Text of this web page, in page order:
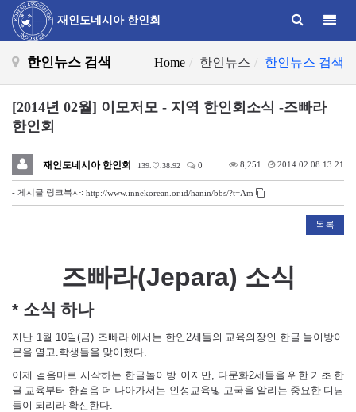
재인도네시아 한인회
한인뉴스 검색 Home 한인뉴스 한인뉴스 검색
[2014년 02월] 이모저모 - 지역 한인회소식 -즈빠라
한인회
재인도네시아 한인회 139.♡.38.92 0 8,251 2014.02.08 13:21
- 게시글 링크복사: http://www.innekorean.or.id/hanin/bbs/?t=Am
목록
즈빠라(Jepara) 소식
* 소식 하나
지난 1 월 10일(금) 즈빠라 에서는 한인 2세들의 교육의장인 한글 놀이방이
문을 열고 학생들을 맞이했다
이제 걸음마로 시작하는 한글놀이방 이지만, 다문화2세들을 위한 기초 한
글 교육부터 한걸음 더 나아가서는 인성교육및 고국을 알리는 중요한 디딤
돌이 되리라 확신한다